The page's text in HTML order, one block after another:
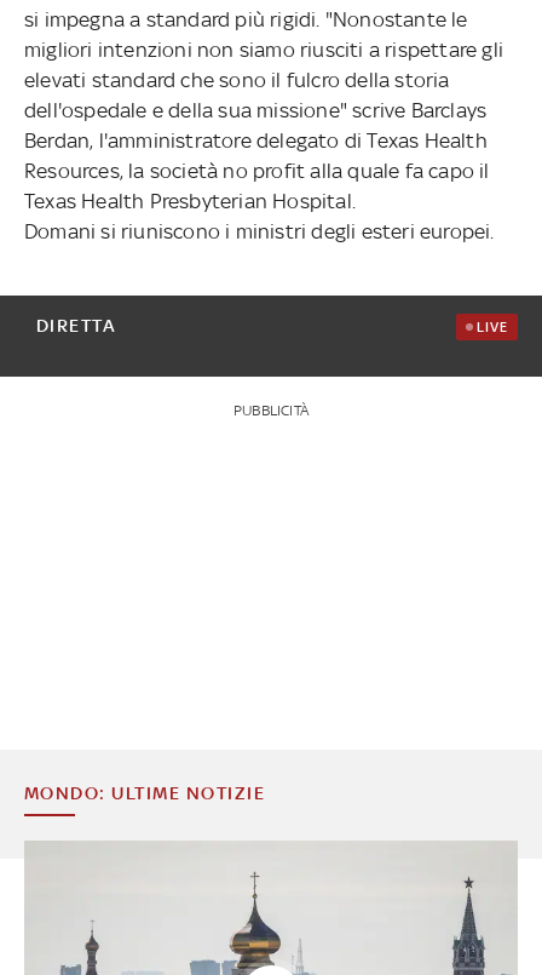
si impegna a standard più rigidi. "Nonostante le
migliori intenzioni non siamo riusciti a rispettare gli
elevati standard che sono il fulcro della storia
dell'ospedale e della sua missione" scrive Barclays
Berdan, l'amministratore delegato di Texas Health
Resources, la società no profit alla quale fa capo il
Texas Health Presbyterian Hospital.
Domani si riuniscono i ministri degli esteri europei.
DIRETTA LIVE
PUBBLICITÀ
MONDO: ULTIME NOTIZIE